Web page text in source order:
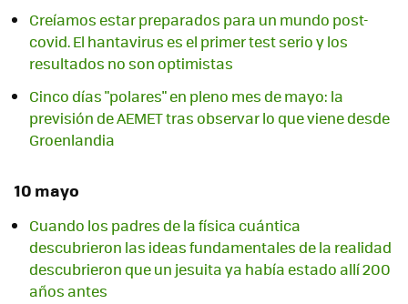
Creíamos estar preparados para un mundo post-
covid. El hantavirus es el primer test serio y los
resultados no son optimistas
Cinco días "polares" en pleno mes de mayo: la
previsión de AEMET tras observar lo que viene desde
Groenlandia
10 mayo
Cuando los padres de la física cuántica
descubrieron las ideas fundamentales de la realidad
descubrieron que un jesuita ya había estado allí 200
años antes